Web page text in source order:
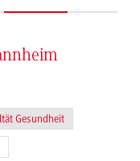
Gesundheit